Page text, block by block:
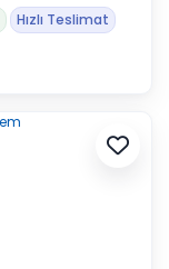
Hızlı Teslimat